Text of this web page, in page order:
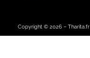
Copyright © 2026 – Tharita.fr